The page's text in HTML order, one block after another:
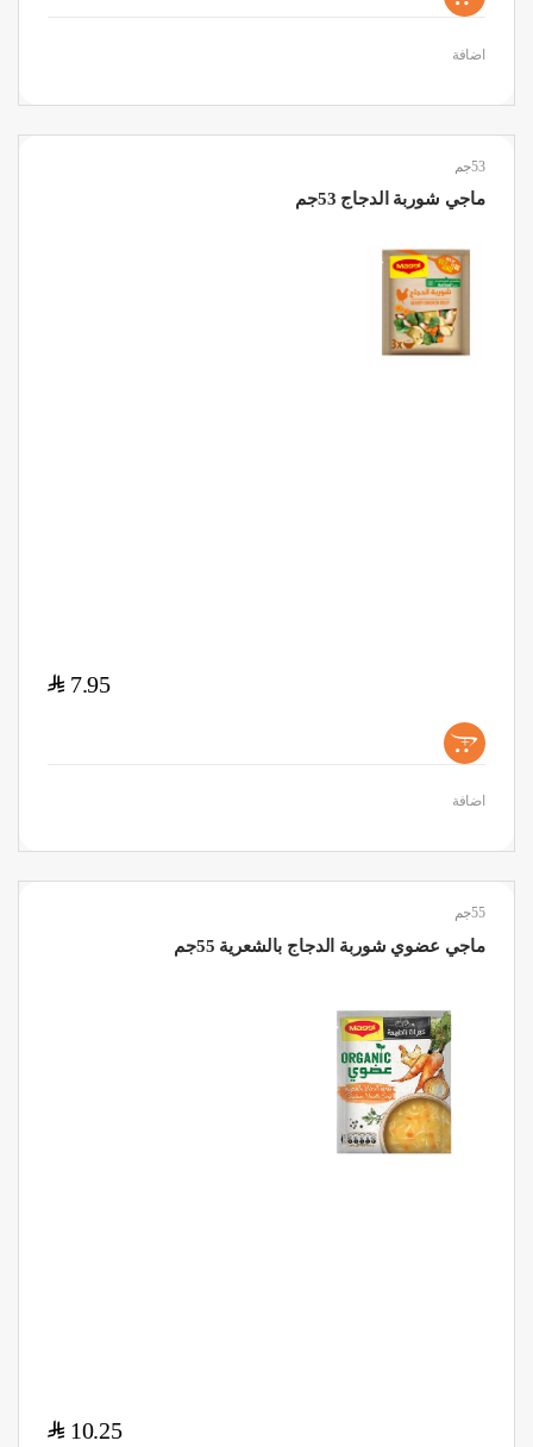
اضافة
53جم
ماجي شوربة الدجاج 53جم
7.95
$
+
اضافة
55جم
ماجي عضوي شوربة الدجاج بالشعرية 55جم
10.25
$